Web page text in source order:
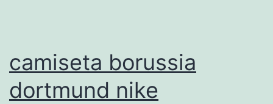
camiseta borussia
dortmund nike